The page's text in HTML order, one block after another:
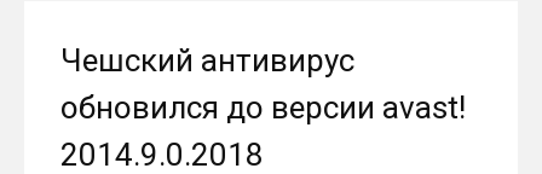
Чешский антивирус
обновился до версии avast!
2014.9.0.2018